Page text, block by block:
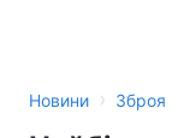
Новини › Зброя